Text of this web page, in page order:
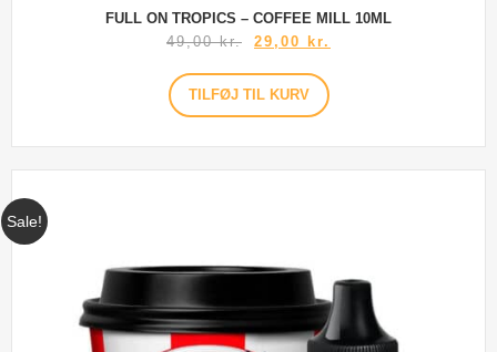
FULL ON TROPICS – COFFEE MILL 10ML
49,00kr. 29,00 kr.
TILFØJ TIL KURV
Sale!